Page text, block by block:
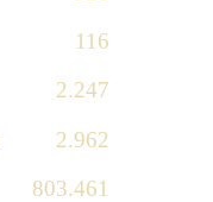
116
2.247
2.962
803.461